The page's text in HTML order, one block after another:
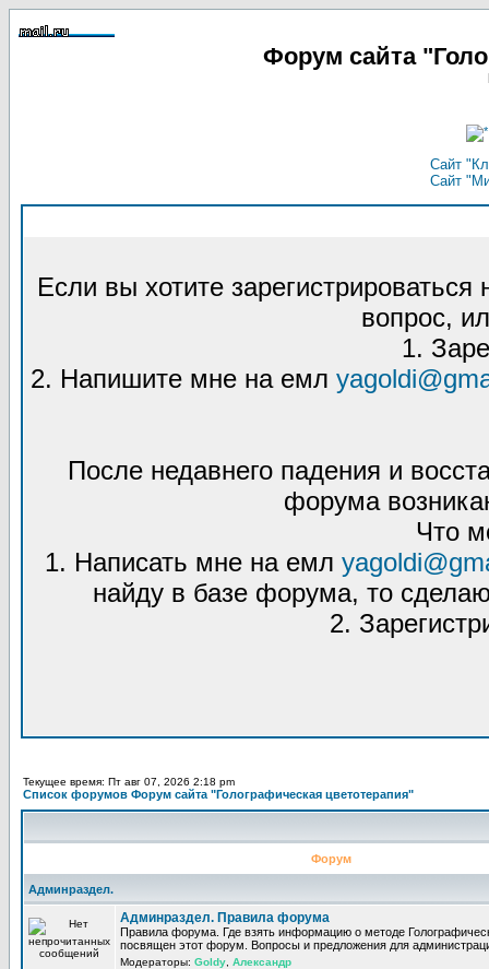
Форум сайта
Сайт
Сайт
Если вы хотите
вопрос,
1.
2. Напишите мне на емл
После недавнего падения и
форума
Что
1. Написать мне на емл
найду в базе форума, то
2.
Текущее время: Пт авг 07, 2026 2:18 pm
Список форумов Форум сайта "Голографическая цветотерапия"
Форум
Админраздел.
Админраздел. Правила форума
Правила форума. Где взять информацию о методе
посвящен этот форум. Вопросы и предложения для
Модераторы: Goldy Александр